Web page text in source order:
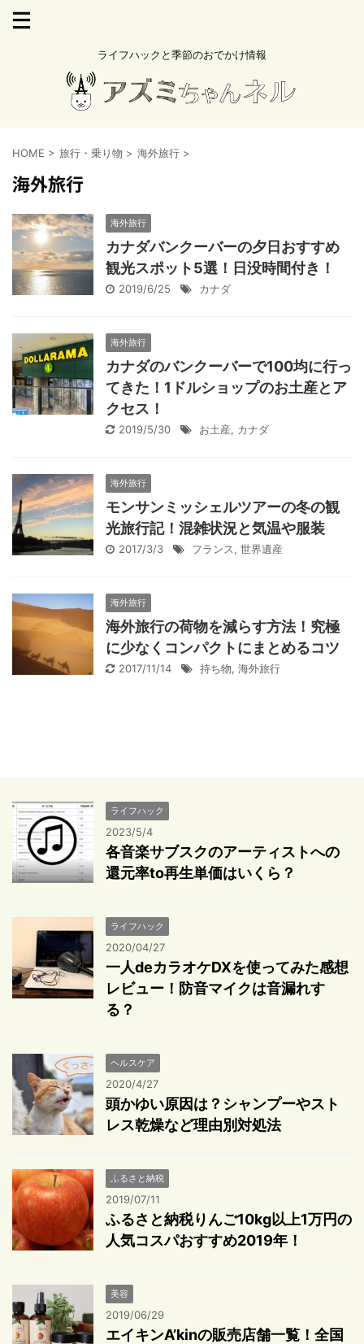
ライフハックと季節のおでかけ情報
HOME > 旅行・乗り物 > 海外旅行 >
海外旅行
海外旅行
カナダバンクーバーの夕日おすすめ
観光スポット5選！日没時間付き！
2019/6/25 カナダ
海外旅行
カナダのバンクーバーで100均に行っ
てきた！1ドルショップのお土産とア
クセス！
2019/5/30 お土産, カナダ
海外旅行
モンサンミッシェルツアーの冬の観
光旅行記！混雑状況と気温や服装
2017/3/3 フランス, 世界遺産
海外旅行
海外旅行の荷物を減らす方法！究極
に少なくコンパクトにまとめるコツ
2017/11/14 持ち物, 海外旅行
ライフハック
2023/5/4
各音楽サブスクのアーティストへの
還元率to再生単価はいくら？
ライフハック
2020/04/27
一人deカラオケDXを使ってみた感想
レビュー！防音マイクは音漏れす
る？
ヘルスケア
2020/4/27
頭かゆい原因は？シャンプーやスト
レス乾燥など理由別対処法
ふるさと納税
2019/07/11
ふるさと納税りんご10kg以上1万円の
人気コスパおすすめ2019年！
美容
2019/06/29
エイキンA’kinの販売店舗一覧！全国